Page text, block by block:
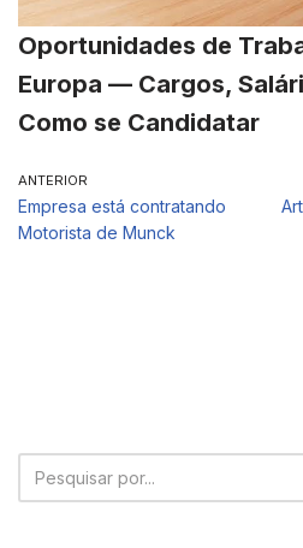
Oportunidades de
Europa — Cargos,
Como se Candidatar
ANTERIOR
Empresa está contratando
Motorista de Munck